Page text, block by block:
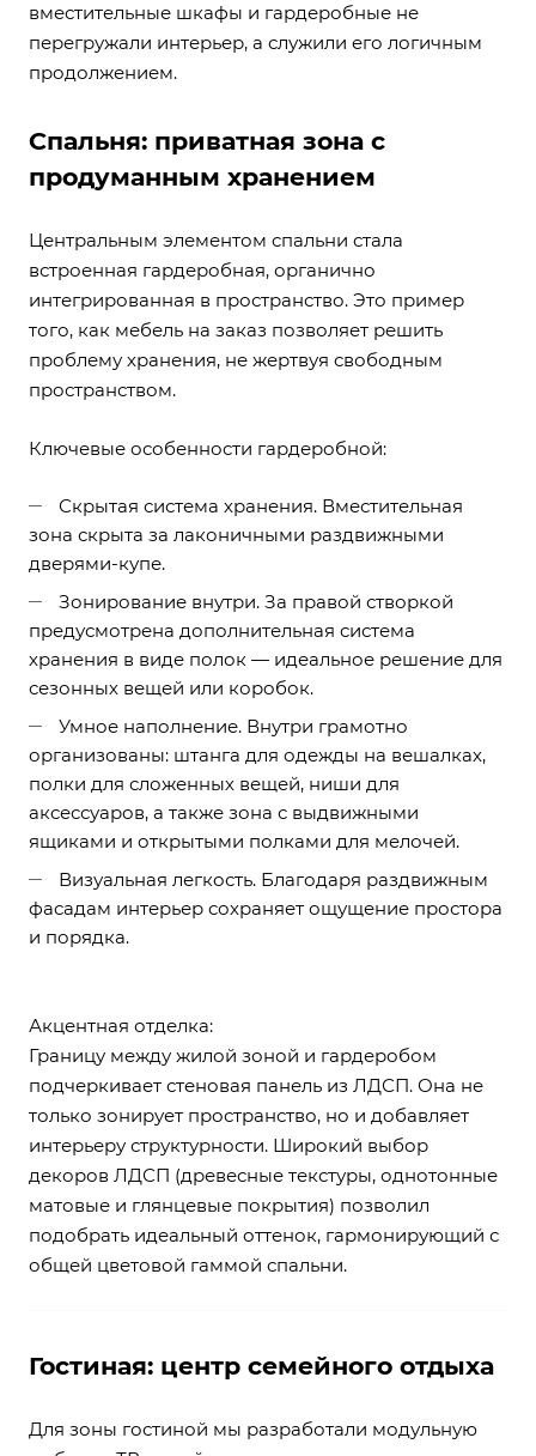
вместительные шкафы и гардеробные не
перегружали интерьер, а служили его логичным
продолжением.
Спальня: приватная зона с
продуманным хранением
Центральным элементом спальни стала
встроенная гардеробная, органично
интегрированная в пространство. Это пример
того, как мебель на заказ позволяет решить
проблему хранения, не жертвуя свободным
пространством.
Ключевые особенности гардеробной:
Скрытая система хранения. Вместительная
зона скрыта за лаконичными раздвижными
дверями-купе.
Зонирование внутри. За правой створкой
предусмотрена дополнительная система
хранения в виде полок — идеальное решение для
сезонных вещей или коробок.
Умное наполнение. Внутри грамотно
организованы: штанга для одежды на вешалках,
полки для сложенных вещей, ниши для
аксессуаров, а также зона с выдвижными
ящиками и открытыми полками для мелочей.
Визуальная легкость. Благодаря раздвижным
фасадам интерьер сохраняет ощущение простора
и порядка.
Акцентная отделка:
Границу между жилой зоной и гардеробом
подчеркивает стеновая панель из ЛДСП. Она не
только зонирует пространство, но и добавляет
интерьеру структурности. Широкий выбор
декоров ЛДСП (древесные текстуры, однотонные
матовые и глянцевые покрытия) позволил
подобрать идеальный оттенок, гармонирующий с
общей цветовой гаммой спальни.
Гостиная: центр семейного отдыха
Для зоны гостиной мы разработали модульную